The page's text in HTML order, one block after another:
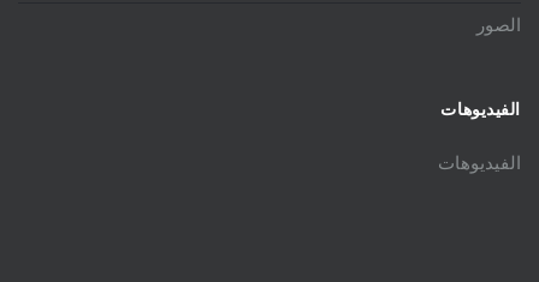
الصور
الفيديوهات
الفيديوهات